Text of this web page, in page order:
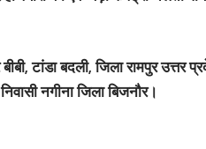
टांडा बदली, जिला रामपुर उत्तर
नगीना जिला बिजनौर।